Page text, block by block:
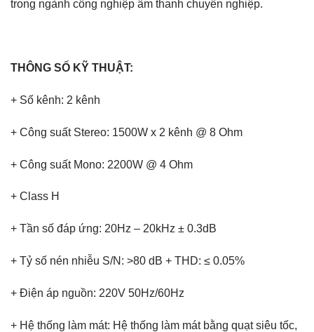
trong ngành công nghiệp âm thanh chuyên nghiệp.
THÔNG SỐ KỸ THUẬT:
+ Số kênh: 2 kênh
+ Công suất Stereo: 1500W x 2 kênh @ 8 Ohm
+ Công suất Mono: 2200W @ 4 Ohm
+ Class H
+ Tần số đáp ứng: 20Hz – 20kHz ± 0.3dB
+ Tỷ số nén nhiễu S/N: >80 dB + THD: ≤ 0.05%
+ Điện áp nguồn: 220V 50Hz/60Hz
+ Hệ thống làm mát: Hệ thống làm mát bằng quạt siêu tốc,